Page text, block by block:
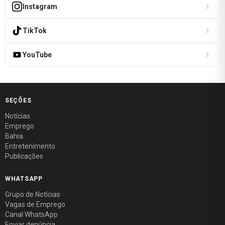
Instagram
TikTok
YouTube
SEÇÕES
Notícias
Emprego
Bahia
Entretenimento
Publicações
WHATSAPP
Grupo de Notícias
Vagas de Emprego
Canal WhatsApp